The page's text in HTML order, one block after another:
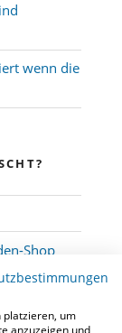
wenn die
Shop
platzieren, um
anzuzeigen und